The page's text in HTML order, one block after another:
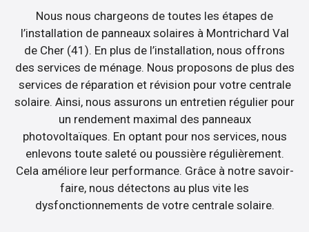
Nous nous chargeons de toutes les étapes de
l’installation de panneaux solaires à Montrichard Val
de Cher (41). En plus de l’installation, nous offrons
des services de ménage. Nous proposons de plus des
services de réparation et révision pour votre centrale
solaire. Ainsi, nous assurons un entretien régulier pour
un rendement maximal des panneaux
photovoltaïques. En optant pour nos services, nous
enlevons toute saleté ou poussière régulièrement.
Cela améliore leur performance. Grâce à notre savoir-
faire, nous détectons au plus vite les
dysfonctionnements de votre centrale solaire.